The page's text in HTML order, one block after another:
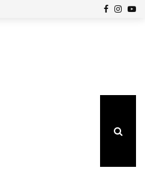
Facebook